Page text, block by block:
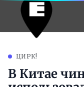
ЦИРК!
В Китае